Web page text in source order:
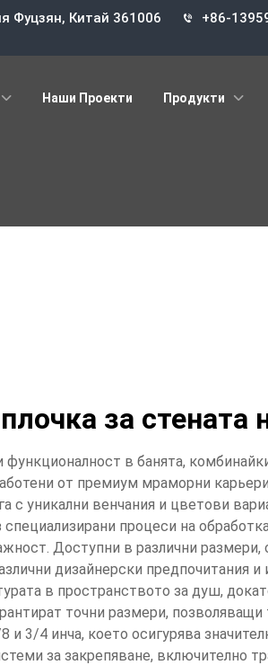
Фуцзян, Китай 361006
+86-
Наши Проекти Продукти
за стената
в банята,
от премиум мраморни
с уникални венчания и цветови
процеси на
Доступни в различни
дизайнерски предпочитания и
в пространството за душ,
точни размери,
3/4 инча, което осигурява
за закрепяване, включително